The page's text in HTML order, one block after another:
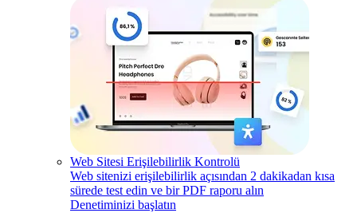
Web Sitesi Erişilebilirlik Kontrolü
Web sitenizi erişilebilirlik açısından 2 dakikadan kısa
sürede test edin ve bir PDF raporu alın
Denetiminizi başlatın